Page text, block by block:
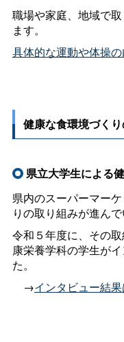
職場や家庭、地域で
ます。
具体的な運動や体操
健康な食環境づく
県立大学生による
県内のスーパーマー
りの取り組みが進んで
令和５年度に、その
康栄養学科の学生が
た。
→インタビュー結